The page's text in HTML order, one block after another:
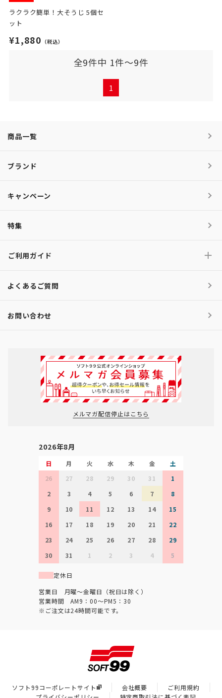
ラクラク簡単！大そうじ 5個セ
ット
¥1,880 （税込）
全9件中 1件～9件
1
商品一覧
ブランド
キャンペーン
特集
ご利用ガイド
よくあるご質問
お問い合わせ
メルマガ配信停止はこちら
2026年8月
日 月 火 水 木 金
土
26
27 28 29 30 31
1
2
3 4 5 6 7
8
9
10 11 12 13 14
15
16
17 18 19 20 21
22
23
24 25 26 27 28
29
30
31 1 2 3 4 5
定休日
営業日 月曜～金曜日（祝日は除く）
営業時間 AM9：00～PM5：30
※ご注文は24時間可能です。
ソフト99コーポレートサイト 会社概要
ご利用規約